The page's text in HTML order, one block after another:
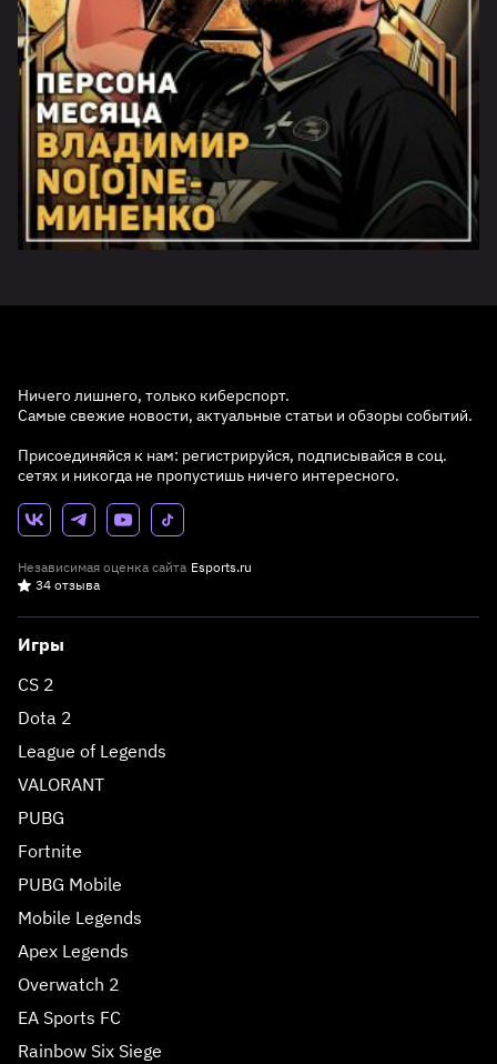
Ничего лишнего, только киберспорт.
Самые свежие новости, актуальные статьи и обзоры событий.
Присоединяйся к нам: регистрируйся, подписывайся в соц.
сетях и никогда не пропустишь ничего интересного.
Независимая оценка сайта Esports.ru
34 отзыва
Игры
CS 2
Dota 2
League of Legends
VALORANT
PUBG
Fortnite
PUBG Mobile
Mobile Legends
Apex Legends
Overwatch 2
EA Sports FC
Rainbow Six Siege